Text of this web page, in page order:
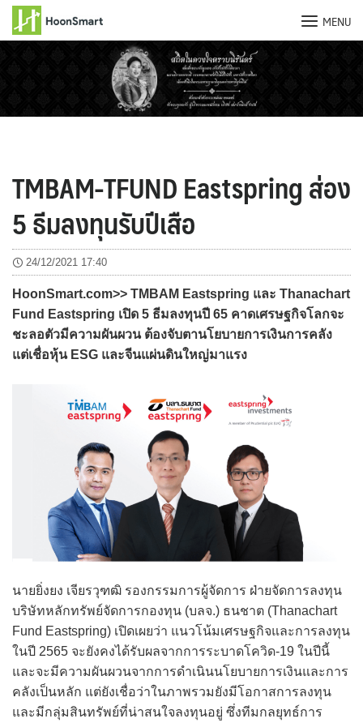
MENU
TMBAM-TFUND Eastspring ส่อง
5 ธีมลงทุนรับปีเสือ
24/12/2021 17:40
HoonSmart.com>> TMBAM Eastspring และ Thanachart
Fund Eastspring เปิด 5 ธีมลงทุนปี 65 คาดเศรษฐกิจโลกจะ
ชะลอตัวมีความผันผวน ต้องจับตานโยบายการเงินการคลัง
แต่เชื่อหุ้น ESG และจีนแผ่นดินใหญ่มาแรง
นายยิ่งยง เจียรวุฑฒิ รองกรรมการผู้จัดการ ฝ่ายจัดการลงทุน
บริษัทหลักทรัพย์จัดการกองทุน (บลจ.) ธนชาต (Thanachart
Fund Eastspring) เปิดเผยว่า แนวโน้มเศรษฐกิจและการลงทุน
ในปี 2565 จะยังคงได้รับผลจากการระบาดโควิด-19 ในปีนี้
และจะมีความผันผวนจากการดำเนินนโยบายการเงินและการ
คลังเป็นหลัก แต่ยังเชื่อว่าในภาพรวมยังมีโอกาสการลงทุน
และมีกลุ่มสินทรัพย์ที่น่าสนใจลงทุนอยู่ ซึ่งทีมกลยุทธ์การ